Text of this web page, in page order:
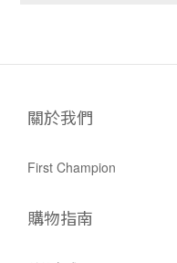
關於我們
First Champion
購物指南